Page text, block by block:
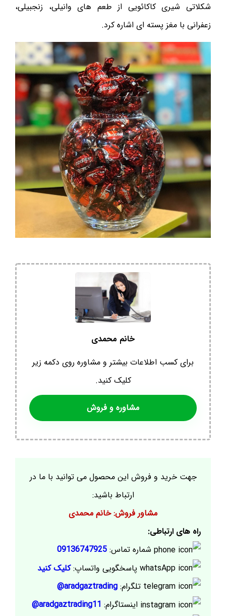
شکلاتی شیری کاکائویی از طعم های وانیلی، زنجبیلی،
زعفرانی با مغز پسته ای اشاره کرد.
خانم محمدی
برای کسب اطلاعات بیشتر و مشاوره روی دکمه زیر
کلیک کنید.
مشاوره و فروش
جهت خرید و فروش این محصول می توانید با ما در
ارتباط باشید:
مشاور فروش: خانم محمدی
راه های ارتباطی:
شماره تماس: 09136747925
پاسخگویی واتساپ:کلیک کنید
تلگرام: aradgaztrading@
اینستاگرام: aradgaztrading11@